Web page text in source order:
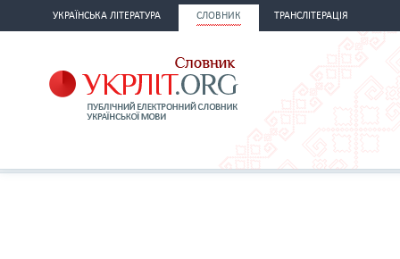
УКРАЇНСЬКА ЛІТЕРАТУРА СЛОВНИК ТРАНСЛІТЕРАЦІЯ